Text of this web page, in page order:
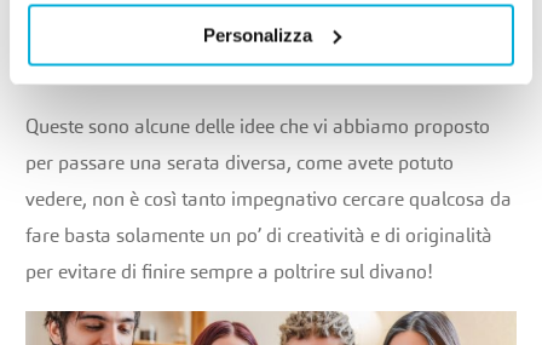
Personalizza
Conclusione
Queste sono alcune delle idee che vi abbiamo proposto
per passare una serata diversa, come avete potuto
vedere, non è così tanto impegnativo cercare qualcosa da
fare basta solamente un po’ di creatività e di originalità
per evitare di finire sempre a poltrire sul divano!